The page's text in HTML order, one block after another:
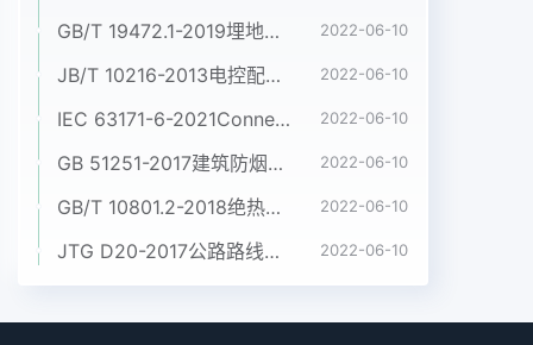
GB/T 19472.1-2019埋地用聚乙烯(PE)结构壁管道系统 第1部分:聚乙烯双壁波纹管材 2022-06-10
JB/T 10216-2013电控配电用电缆桥架 2022-06-10
IEC 63171-6-2021Connectors for electrical and electronic equipment - Part 6: Detail specification for 2-way and 4-way (data/power), shielded, free and fixed connectors for power and data transmission with frequencies up to 600 MHz 2022-06-10
GB 51251-2017建筑防烟排烟系统技术标准 2022-06-10
GB/T 10801.2-2018绝热用挤塑聚苯乙烯泡沫塑料(XPS) 2022-06-10
JTG D20-2017公路路线设计规范 2022-06-10